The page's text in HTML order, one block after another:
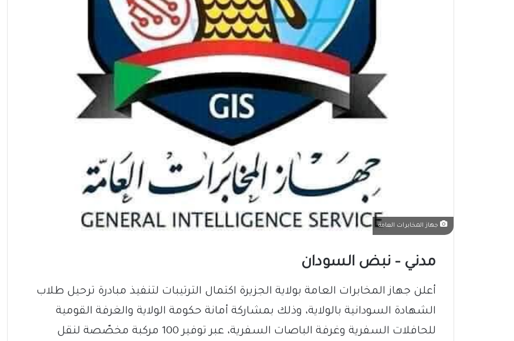
جهاز المخابرات العامة
مدني – نبض السودان
أعلن جهاز المخابرات العامة بولاية الجزيرة اكتمال الترتيبات لتنفيذ مبادرة ترحيل طلاب
الشهادة السودانية بالولاية، وذلك بمشاركة أمانة حكومة الولاية والغرفة القومية
للحافلات السفرية وغرفة الباصات السفرية، عبر توفير 100 مركبة مخصّصة لنقل